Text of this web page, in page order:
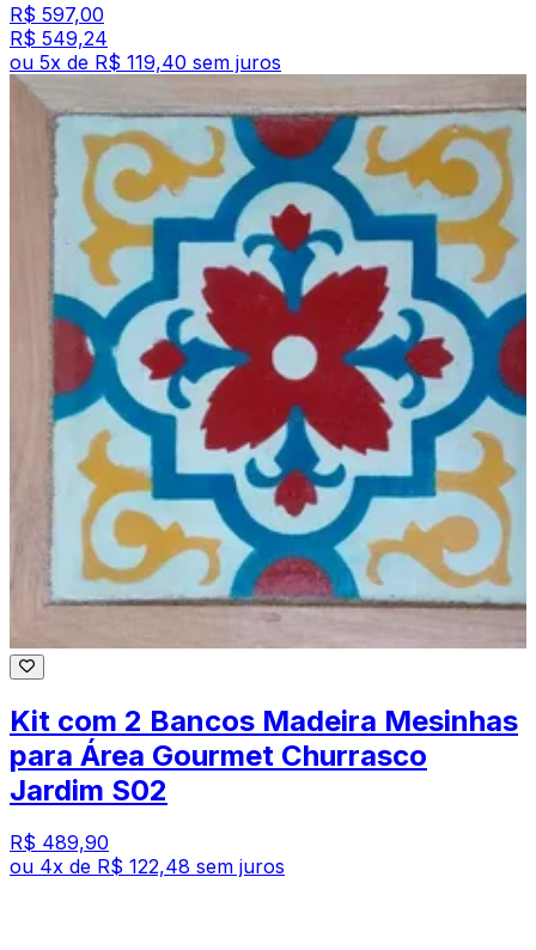
R$ 597,00
R$ 549,24
ou 5x de R$ 119,40 sem juros
Kit com 2 Bancos Madeira Mesinhas
para Área Gourmet Churrasco
Jardim S02
R$ 489,90
ou 4x de R$ 122,48 sem juros